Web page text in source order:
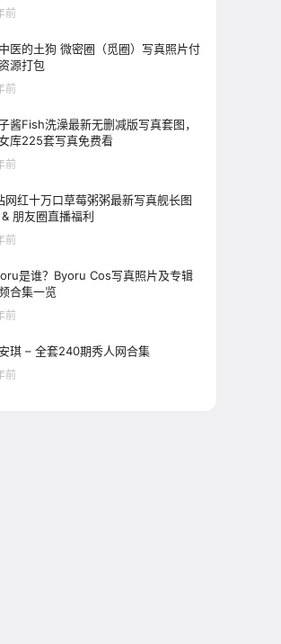
前
医的土狗 微密圈（觅圈）写真照片付
源打包
前
酱Fish洗澡最新无删减版写真套图，
库225套写真免费看
前
网红十万口草莓粥粥最新写真舰长图
朋友圈直播福利
前
是谁？Byoru Cos写真照片及专辑
合集一览
前
琪 – 全套240期秀人网合集
前